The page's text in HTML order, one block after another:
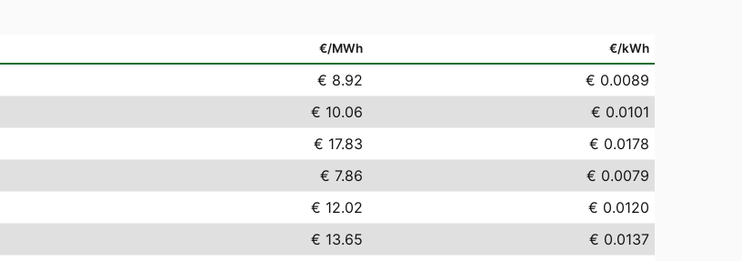
€/MWh €/kWh
€ 8.92
€ 0.0089
€ 10.06
€ 0.0101
€ 17.83
€ 0.0178
€ 7.86
€ 0.0079
€ 12.02
€ 0.0120
€ 13.65
€ 0.0137